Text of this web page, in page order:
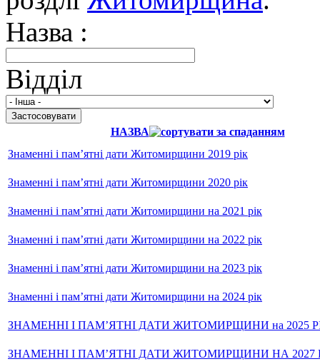
Назва :
Відділ
НАЗВА
Знаменні і пам’ятні дати Житомирщини 2019 рік
Знаменні і пам’ятні дати Житомирщини 2020 рік
Знаменні і пам’ятні дати Житомирщини на 2021 рік
Знаменні і пам’ятні дати Житомирщини на 2022 рік
Знаменні і пам’ятні дати Житомирщини на 2023 рік
Знаменні і пам’ятні дати Житомирщини на 2024 рік
ЗНАМЕННІ І ПАМ’ЯТНІ ДАТИ ЖИТОМИРЩИНИ на 2025
ЗНАМЕННІ І ПАМ’ЯТНІ ДАТИ ЖИТОМИРЩИНИ НА 2027